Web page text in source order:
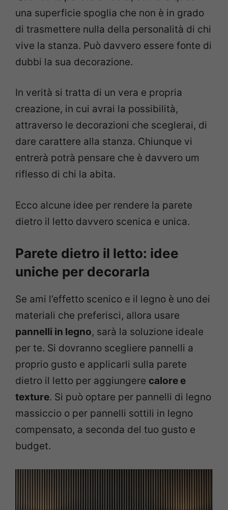
una superficie spoglia che non è in grado
di trasmettere nulla della personalità di chi
vive la stanza. Può davvero essere fonte di
dubbi la sua decorazione.
In verità si tratta di un vera e propria
creazione, in cui avrai la possibilità,
attraverso le decorazioni che sceglerai, di
dare carattere alla stanza. Chiunque vi
entrerà potrà pensare che è davvero um
riflesso di chi la abita.
Ecco alcune idee per rendere la parete
dietro il letto davvero scenica e unica.
Parete dietro il letto: idee
uniche per decorarla
Se ami l’effetto scenico e il legno è uno dei
materiali che preferisci, allora usare
pannelli in legno, sarà la soluzione ideale
per te. Si dovranno scegliere pannelli a
proprio gusto e applicarli sulla parete
dietro il letto per aggiungere calore e
texture. Si può optare per pannelli di legno
massiccio o per pannelli sottili in legno
compensato, a seconda del tuo gusto e
budget.